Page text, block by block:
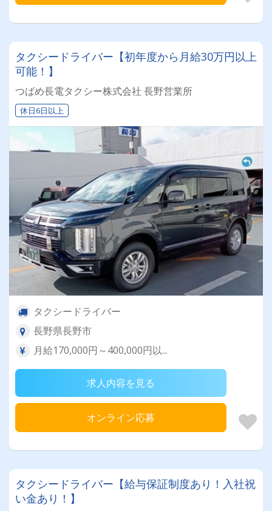
タクシードライバー【初年度から月給30万円以上
可能！】
つばめ長電タクシー株式会社 長野営業所
休日6日以上
タクシードライバー
長野県長野市
月給170,000円～400,000円以...
求人内容を見る
オンライン応募
タクシードライバー【給与保証制度あり！入社祝
い金あり！】